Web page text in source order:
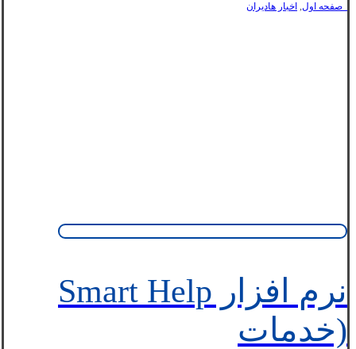
_صفحه اول, اخبار هاديران
نرم افزار Smart Help
(خدمات